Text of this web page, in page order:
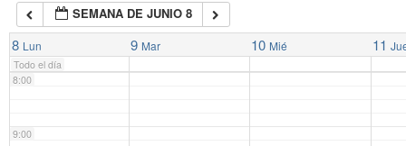
SEMANA DE JUNIO 8
8 Lun 9 Mar 10 Mié 11
Todo el día
7:00
8:00
9:00